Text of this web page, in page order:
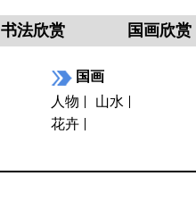
书法欣赏 国画欣赏
国画
人物
山水
花卉